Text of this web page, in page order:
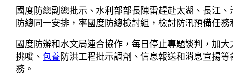
國度防總副總批示、水利部部長陳雷趕赴太湖、長江
防總同一安排，率國度防總檢討組，檢討防汛預備任務
國度防辦和水文局連合協作，每日停止專題談判，加
挑唆、 包養防洪工程批示調劑、信息報送和消息宣揚
務。